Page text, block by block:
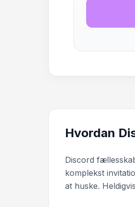
Hvordan
Discord
komplekst
at huske.